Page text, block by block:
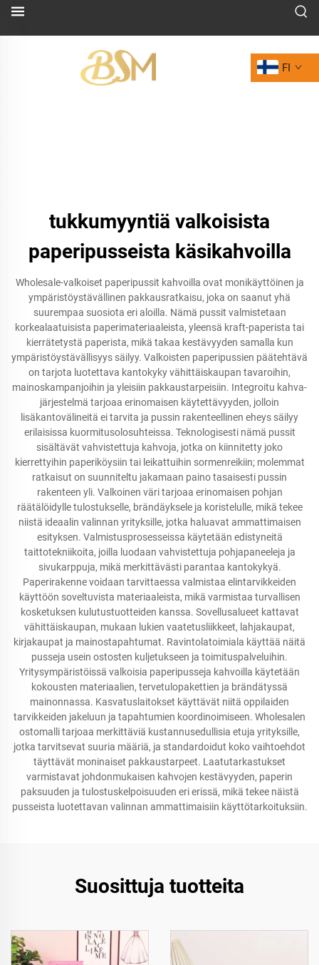
FI
tukkumyyntiä valkoisista
paperipusseista käsikahvoilla
Wholesale-valkoiset paperipussit kahvoilla ovat monikäyttöinen ja
ympäristöystävällinen pakkausratkaisu, joka on saanut yhä
suurempaa suosiota eri aloilla. Nämä pussit valmistetaan
korkealaatuisista paperimateriaaleista, yleensä kraft-paperista tai
kierrätetystä paperista, mikä takaa kestävyyden samalla kun
ympäristöystävällisyys säilyy. Valkoisten paperipussien päätehtävä
on tarjota luotettava kantokyky vähittäiskaupan tavaroihin,
mainoskampanjoihin ja yleisiin pakkaustarpeisiin. Integroitu kahva-
järjestelmä tarjoaa erinomaisen käytettävyyden, jolloin
lisäkantovälineitä ei tarvita ja pussin rakenteellinen eheys säilyy
erilaisissa kuormitusolosuhteissa. Teknologisesti nämä pussit
sisältävät vahvistettuja kahvoja, jotka on kiinnitetty joko
kierrettyihin paperiköysiin tai leikattuihin sormenreikiin; molemmat
ratkaisut on suunniteltu jakamaan paino tasaisesti pussin
rakenteen yli. Valkoinen väri tarjoaa erinomaisen pohjan
räätälöidylle tulostukselle, brändäyksele ja koristelulle, mikä tekee
niistä ideaalin valinnan yrityksille, jotka haluavat ammattimaisen
esityksen. Valmistusprosesseissa käytetään edistyneitä
taittotekniikoita, joilla luodaan vahvistettuja pohjapaneeleja ja
sivukarppuja, mikä merkittävästi parantaa kantokykyä.
Paperirakenne voidaan tarvittaessa valmistaa elintarvikkeiden
käyttöön soveltuvista materiaaleista, mikä varmistaa turvallisen
kosketuksen kulutustuotteiden kanssa. Sovellusalueet kattavat
vähittäiskaupan, mukaan lukien vaatetusliikkeet, lahjakaupat,
kirjakaupat ja mainostapahtumat. Ravintolatoimiala käyttää näitä
pusseja usein ostosten kuljetukseen ja toimituspalveluihin.
Yritysympäristöissä valkoisia paperipusseja kahvoilla käytetään
kokousten materiaalien, tervetulopakettien ja brändätyssä
mainonnassa. Kasvatuslaitokset käyttävät niitä oppilaiden
tarvikkeiden jakeluun ja tapahtumien koordinoimiseen. Wholesalen
ostomalli tarjoaa merkittäviä kustannusedullisia etuja yrityksille,
jotka tarvitsevat suuria määriä, ja standardoidut koko vaihtoehdot
täyttävät moninaiset pakkaustarpeet. Laatutarkastukset
varmistavat johdonmukaisen kahvojen kestävyyden, paperin
paksuuden ja tulostuskelpoisuuden eri erissä, mikä tekee näistä
pusseista luotettavan valinnan ammattimaisiin käyttötarkoituksiin.
Suosittuja tuotteita